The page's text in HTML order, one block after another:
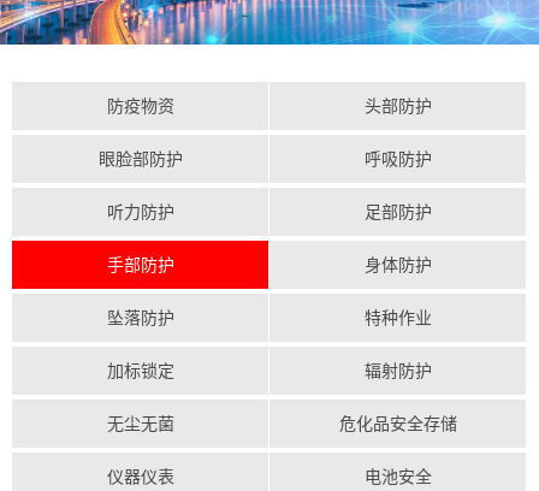
防疫物资 头部防护
眼脸部防护 呼吸防护
听力防护 足部防护
手部防护 身体防护
坠落防护 特种作业
加标锁定 辐射防护
无尘无菌 危化品安全存储
仪器仪表 电池安全